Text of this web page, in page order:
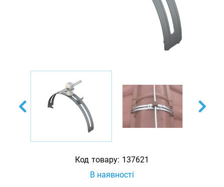
Код товару: 137621
В наявності